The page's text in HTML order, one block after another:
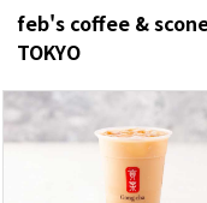
feb's coffee &
TOKYO